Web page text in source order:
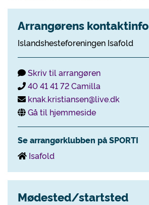
Arrangørens kontaktinfo
Islandshesteforeningen Isafold
Skriv til arrangøren
40 41 41 72 Camilla
knak.kristiansen@live.dk
Gå til hjemmeside
Se arrangørklubben på SPORTI
Isafold
Mødested/startsted